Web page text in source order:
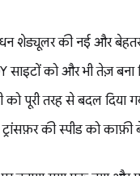
शेड्यूलर की नई और बेहतर
को और भी तेज़ बना
पूरी तरह से बदल दिया
ट्रांसफ़र की स्पीड को